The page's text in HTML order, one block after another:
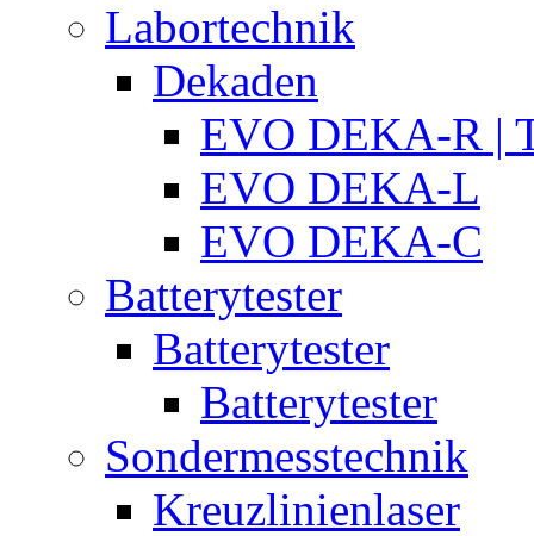
Labortechnik
Dekaden
EVO DEKA-R |
EVO DEKA-L
EVO DEKA-C
Batterytester
Batterytester
Batterytester
Sondermesstechnik
Kreuzlinienlaser